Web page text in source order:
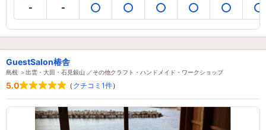
GuestSalon椿舎
島根 ＞出雲・大田・石見銀山 ／その他クラフト・ハンドメイド・ワークショップ
5.0 （ クチコミ1件）